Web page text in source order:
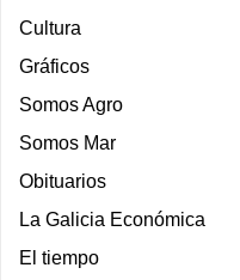
Cultura
Gráficos
Somos Agro
Somos Mar
Obituarios
La Galicia Económica
El tiempo